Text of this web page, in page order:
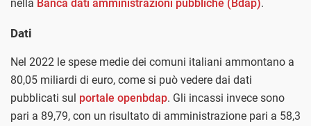
nella Banca dati amministrazioni pubbliche (Bdap).
Dati
Nel 2022 le spese medie dei comuni italiani ammontano a
80,05 miliardi di euro, come si può vedere dai dati
pubblicati sul portale openbdap. Gli incassi invece sono
pari a 89,79, con un risultato di amministrazione pari a 58,3